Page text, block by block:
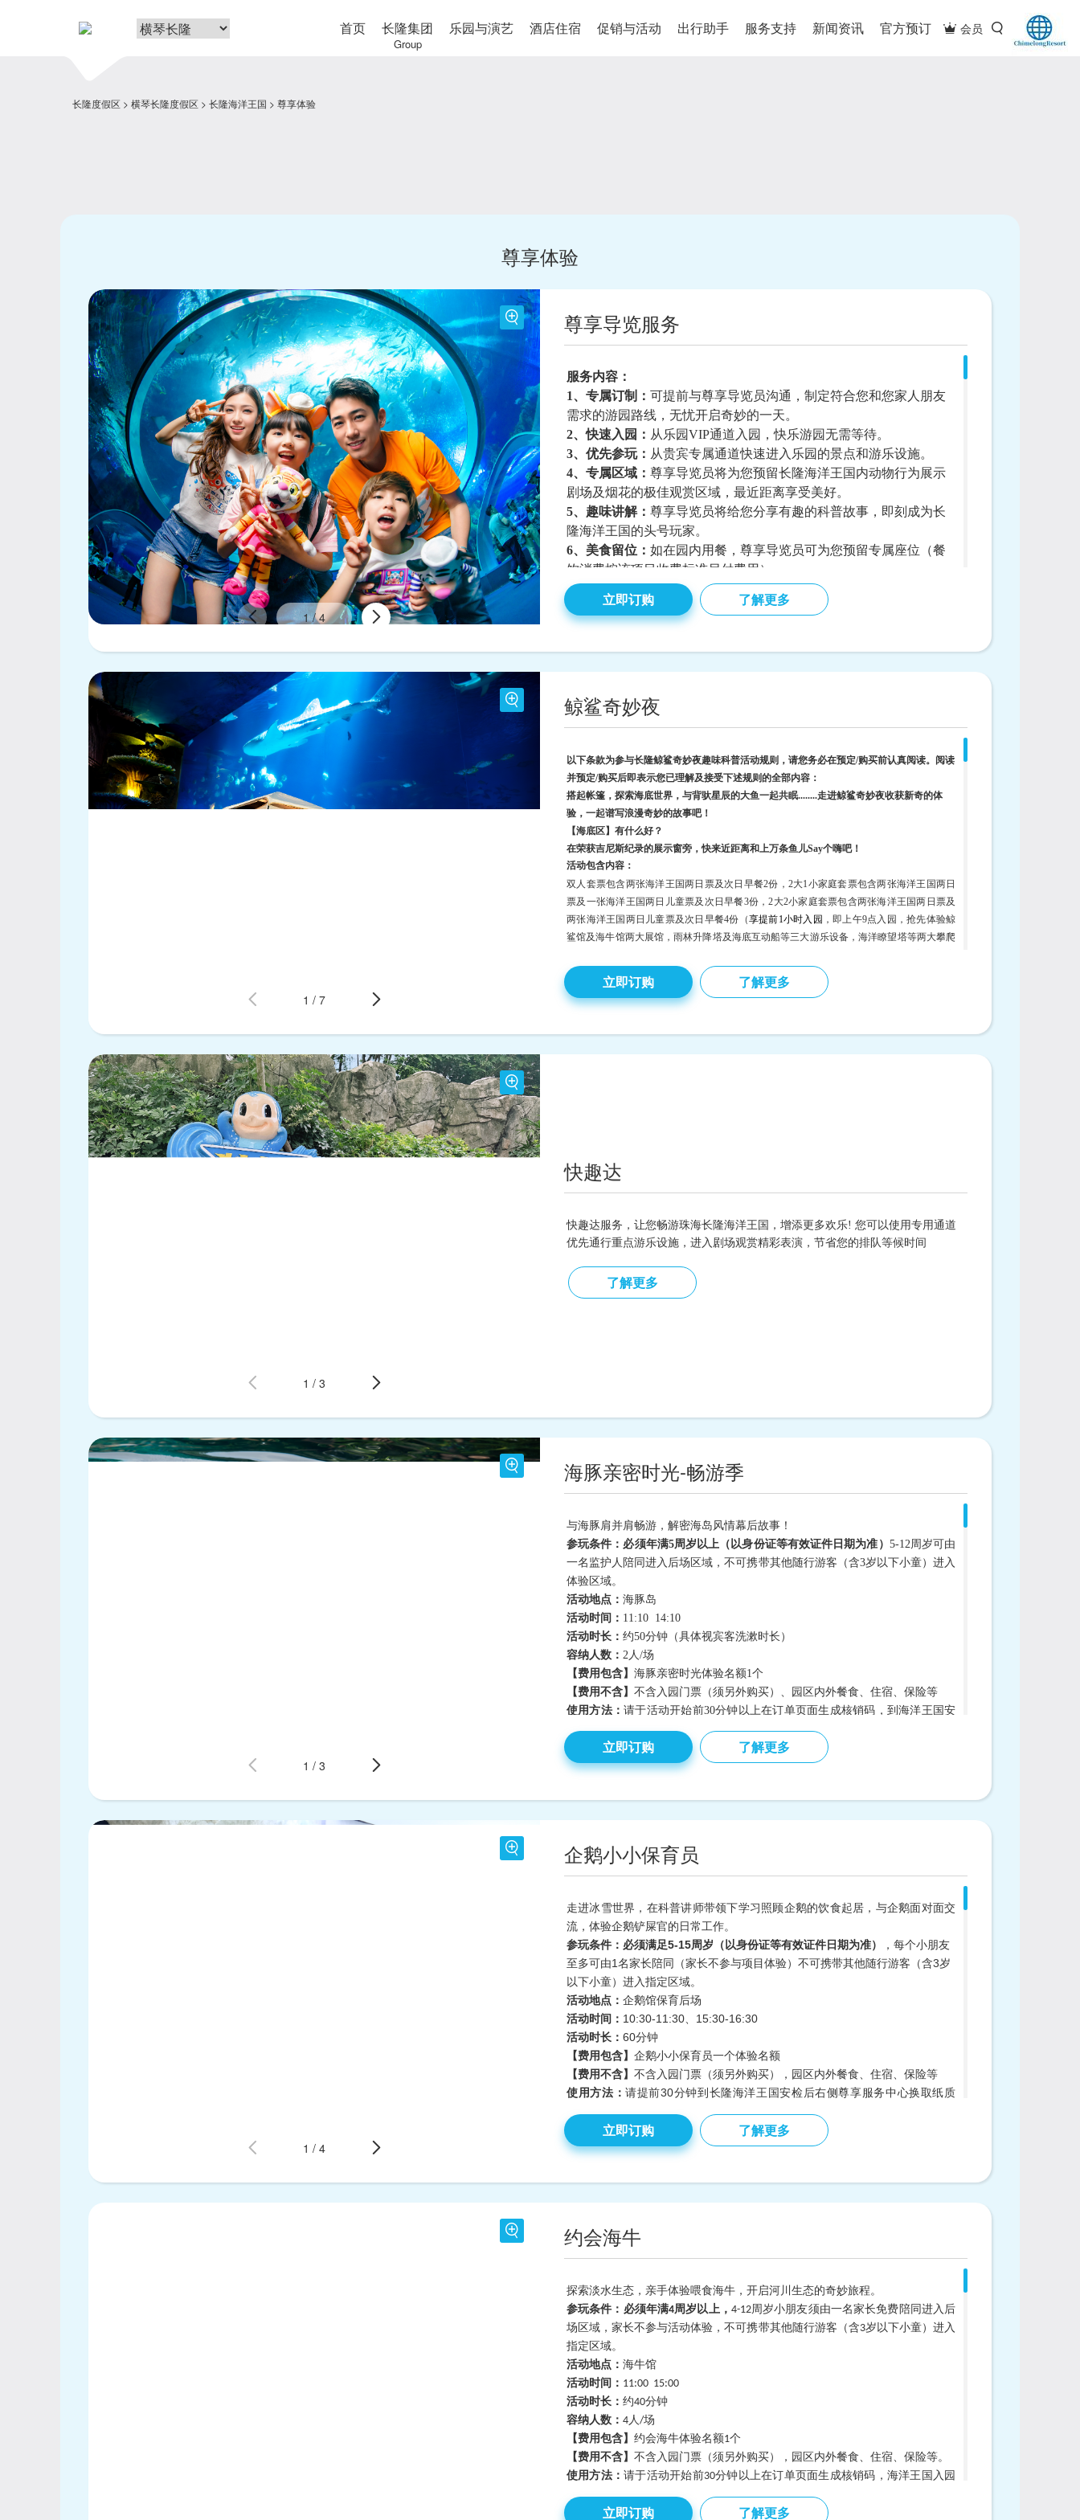
会员
首页 长隆集团
Group
乐园与演艺 酒店住宿 促销与活动 出行助手 服务支持 新闻资讯 官方预订
长隆度假区 横琴长隆度假区 长隆海洋王国 尊享体验
尊享体验
1/4
尊享导览服务
服务内容：
1、专属订制： 可提前与尊享导览员沟通，制定符合您和您家人朋友
需求的游园路线，无忧开启奇妙的一天。
2、快速入园： 从乐园VIP通道入园，快乐游园无需等待。
3、优先参玩： 从贵宾专属通道快速进入乐园的景点和游乐设施。
4、专属区域： 尊享导览员将为您预留长隆海洋王国内动物行为展示
剧场及烟花的极佳观赏区域，最近距离享受美好。
5、趣味讲解： 尊享导览员将给您分享有趣的科普故事，即刻成为长
隆海洋王国的头号玩家。
6、美食留位： 如在园内用餐，尊享导览员可为您预留专属座位（餐
饮消费按该项目收费标准另付费用）。
7、购物折扣：
在尊享导览员的陪同下，享受长隆海洋王国自营正价
商品8折优惠。
8、游园纪念：为您和您家人朋友准备了每人一张的纪念相片。
立即订购 了解更多
1 / 7
鲸鲨奇妙夜
以下条款为参与长隆鲸鲨奇妙夜趣味科普活动规则，请您务必在预定/购买前认真阅读。阅读
并预定/购买后即表示您已理解及接受下述规则的全部内容：
搭起帐篷，探索海底世界，与背驮星辰的大鱼一起共眠........走进鲸鲨奇妙夜收获新奇的体
验，一起谱写浪漫奇妙的故事吧！
【海底区】有什么好？
在荣获吉尼斯纪录的展示窗旁，快来近距离和上万条鱼儿Say个嗨吧！
活动包含内容：
双人套票包含两张海洋王国两日票及次日早餐2份，2大1小家庭套票包含两张海洋王国两日
票及一张海洋王国两日儿童票及次日早餐3份，2大2小家庭套票包含两张海洋王国两日票及
两张海洋王国两日儿童票及次日早餐4份（享提前1小时入园 ，即上午9点入园，抢先体验鲸
鲨馆及海牛馆两大展馆，雨林升降塔及海底互动船等三大游乐设备，海洋瞭望塔等两大攀爬
区帐篷一顶（入园首日）。
活动适用对象：
立即订购 了解更多
1 / 3
快趣达
快趣达服务，让您畅游珠海长隆海洋王国，增添更多欢乐! 您可以使用专用通道
优先通行重点游乐设施，进入剧场观赏精彩表演，节省您的排队等候时间
了解更多
1 / 3
海豚亲密时光-畅游季
与海豚肩并肩畅游，解密海岛风情幕后故事！
参玩条件：必须年满5周岁以上（以身份证等有效证件日期为准） 5-12周岁可由
一名监护人陪同进入后场区域，不可携带其他随行游客（含3岁以下小童）进入
体验区域。
活动地点： 海豚岛
活动时间： 1 1 :10 14:1 0
活动时长： 约50分钟（具体视宾客洗漱时长）
容纳人数： 2 人 /场
【费用包含】 海豚亲密时光体验名额1个
【费用不含】 不含入园门票（须另外购买）、园区内外餐食、住宿、保险等
使用方法：请于活动开始前30分钟以上在订单页面生成核销码，到海洋王国安
检后右侧尊享服务中心完成核票。并领取活动挂牌凭证，在活动开始前，请提
前10分钟在海豚岛中庭集合。
立即订购 了解更多
1 / 4
企鹅小小保育员
走进冰雪世界，在科普讲师带领下学习照顾企鹅的饮食起居，与企鹅面对面交
流，体验企鹅铲屎官的日常工作。
参玩条件： 必须满足5-15周岁（以身份证等有效证件日期为准）
，每个小朋友
至多可由1名家长陪同（家长不参与项目体验）不可携带其他随行游客（含3岁
以下小童）进入指定区域。
活动地点： 企鹅馆保育后场
活动时间： 10:30-11:30 、15:30-16:30
活动时长： 60分钟
【费用包含】 企鹅小小保育员一个体验名额
【费用不含】 不含入园门票（须另外购买），园区内外餐食、住宿、保险等
使用方法：请提前30分钟到长隆海洋王国安检后右侧尊享服务中心换取纸质
分钟在触摸池（水獭之家对面）集合。
立即订购 了解更多
约会海牛
探索淡水生态，亲手体验喂食海牛，开启河川生态的奇妙旅程。
参玩条件：必须年满4周岁以上， 4-12周岁小朋友须由一名家长免费陪同进入后
场区域，家长不参与活动体验，不可携带其他随行游客（含3岁以下小童）进入
指定区域。
活动地点： 海牛馆
活动时间： 11:00 15:00
活动时长： 约40分钟
容纳人数： 4人/场
【费用包含】 约会海牛体验名额1个
【费用不含】 不含入园门票（须另外购买），园区内外餐食、住宿、保险等。
使用方法：请于活动开始前30分钟以上在订单页面生成核销码，海洋王国入园
安检后右侧尊享服务中心完成核票，领取活动挂牌凭证并确认海狮剧场观演场
次（可享VIP观演席）。活动开始前，请提前10分钟到达
立即订购 了解更多